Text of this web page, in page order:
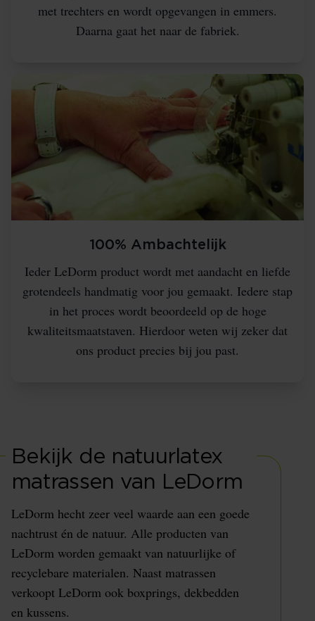
met trechters en wordt opgevangen in emmers.
Daarna gaat het naar de fabriek.
100% Ambachtelijk
Ieder LeDorm product wordt met aandacht en liefde
grotendeels handmatig voor jou gemaakt. Iedere stap
in het proces wordt beoordeeld op de hoge
kwaliteitsmaatstaven. Hierdoor weten wij zeker dat
ons product precies bij jou past.
Bekijk de natuurlatex
matrassen van LeDorm
LeDorm hecht zeer veel waarde aan een goede
nachtrust én de natuur. Alle producten van
LeDorm worden gemaakt van natuurlijke of
recyclebare materialen. Naast matrassen
verkoopt LeDorm ook boxprings, dekbedden
en kussens.